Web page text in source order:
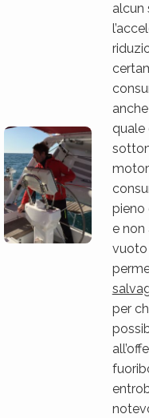
alcun
quale
pieno
e non
vuoto
per